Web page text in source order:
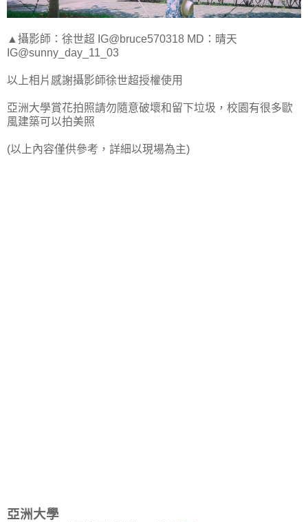
▲攝影師：徐世超 IG@bruce570318 MD：晴天
IG@sunny_day_11_03
以上相片感謝攝影師徐世超授權使用
亞洲大學賞花拍照請勿隨意破壞和留下垃圾，校園有很多歐
風建築可以拍美照
(以上內容僅供參考，詳細以現場為主)
亞洲大學